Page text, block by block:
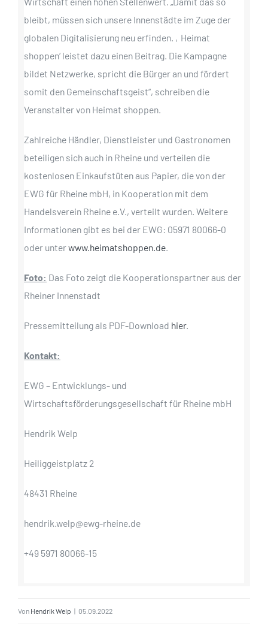
bleibt, müssen sich unsere Innenstädte im Zuge der
globalen Digitalisierung neu erfinden. ‚Heimat
shoppen‘ leistet dazu einen Beitrag. Die Kampagne
bildet Netzwerke, spricht die Bürger an und fördert
somit den Gemeinschaftsgeist“, schreiben die
Veranstalter von Heimat shoppen.
Zahlreiche Händler, Dienstleister und Gastronomen
beteiligen sich auch in Rheine und verteilen die
kostenlosen Einkaufstüten aus Papier, die von der
EWG für Rheine mbH, in Kooperation mit dem
Handelsverein Rheine e.V., verteilt wurden. Weitere
Informationen gibt es bei der EWG: 05971 80066-0
oder unterwww.heimatshoppen.de.
Foto: Das Foto zeigt die Kooperationspartner aus der
Rheiner Innenstadt
Pressemitteilung als PDF-Download hier.
Kontakt:
EWG – Entwicklungs- und
Wirtschaftsförderungsgesellschaft für Rheine mbH
Hendrik Welp
Heiliggeistplatz 2
48431 Rheine
hendrik.welp@ewg-rheine.de
+49 5971 80066-15
Von Hendrik Welp | 05.09.2022